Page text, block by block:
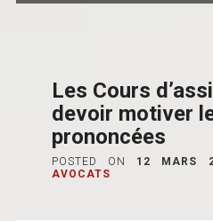
Les Cours
devoir motiver
prononcées
POSTED ON 12 MARS
AVOCATS